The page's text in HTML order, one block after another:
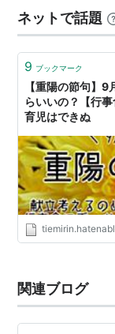
🎏 兜が登場し
🎏 兜を飾る“本
ネットで話題
9 ブックマーク
【重陽の節句】
らいいの？【行
育児はできぬ
関連ブログ